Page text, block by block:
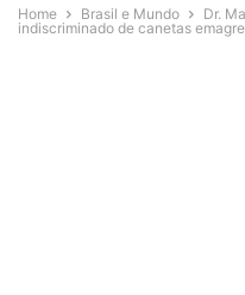
Home Brasil e Mundo
Dr.
indiscriminado de canetas